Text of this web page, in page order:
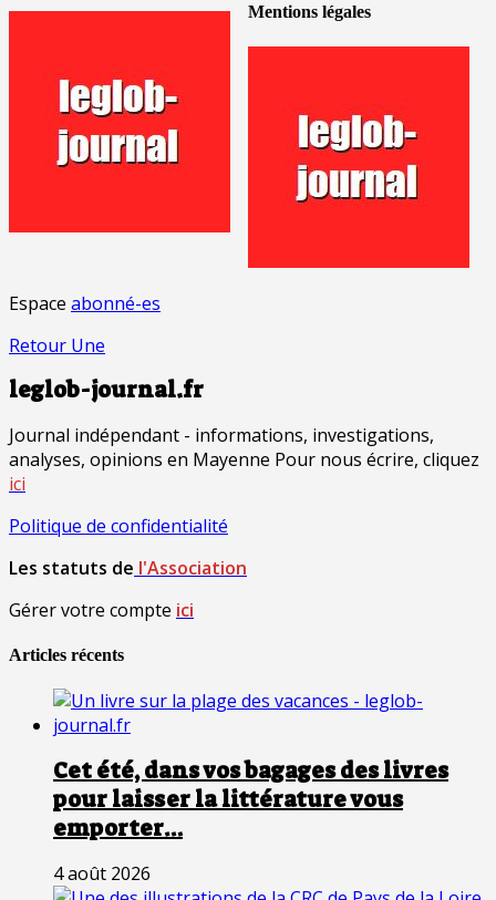
Mentions légales
Espace abonné-es
Retour Une
leglob-journal.fr
Journal indépendant - informations, investigations,
analyses, opinions en Mayenne Pour nous écrire, cliquez
ici
Politique de confidentialité
Les statuts de l'Association
Gérer votre compte ici
Articles récents
Cet été, dans vos bagages des livres
pour laisser la littérature vous
emporter…
4 août 2026